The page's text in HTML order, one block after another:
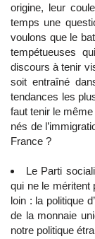
origine, leur
temps une
voulons que le
tempétueuses
discours à tenir
soit entraîné
tendances les
faut tenir le
nés de
France ?
Le Parti
qui ne le méritent
loin : la politique
de la monnaie
notre politique